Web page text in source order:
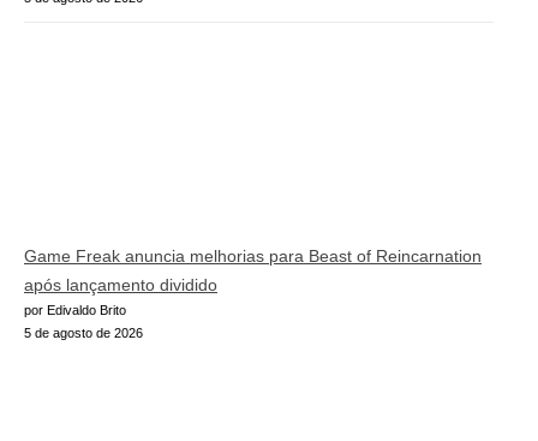
Game Freak anuncia melhorias para Beast of Reincarnation
após lançamento dividido
por Edivaldo Brito
5 de agosto de 2026